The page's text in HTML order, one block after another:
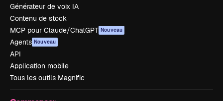
Générateur de voix IA
Contenu de stock
MCP pour Claude/ChatGPT Nouveau
Agents Nouveau
API
Application mobile
Tous les outils Magnific